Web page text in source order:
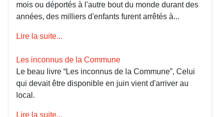
mois ou déportés à l'autre bout du monde durant des
années, des milliers d'enfants furent arrêtés à...
Lire la suite...
Les inconnus de la Commune
Le beau livre “Les inconnus de la Commune”, Celui
qui devait être disponible en juin vient d'arriver au
local.
Lire la suite...